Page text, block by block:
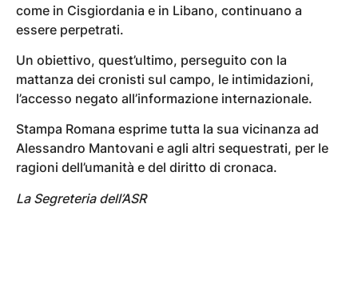
come in Cisgiordania e in Libano, continuano a
essere perpetrati.
Un obiettivo, quest’ultimo, perseguito con la
mattanza dei cronisti sul campo, le intimidazioni,
l’accesso negato all’informazione internazionale.
Stampa Romana esprime tutta la sua vicinanza ad
Alessandro Mantovani e agli altri sequestrati, per le
ragioni dell’umanità e del diritto di cronaca.
La Segreteria dell’ASR